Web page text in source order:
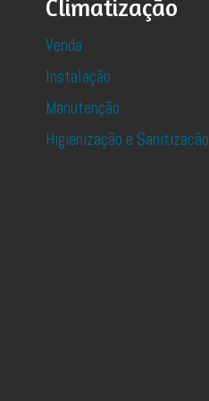
Climatização
Venda
Instalação
Manutenção
Higienização e Sanitizacão